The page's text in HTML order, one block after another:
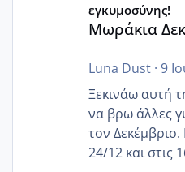
εγκυμοσύνης!
Μωράκια
Luna Dust· 9
Ξεκινάω αυτή
να βρω άλλες
τον
24/12 και στις